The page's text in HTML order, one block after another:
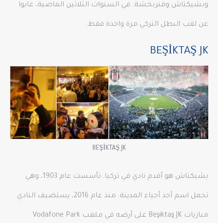
وبشيكتاش وفنربخشة. في السنوات الثلاثين الماضية، غابوا
عن لقب البطل التركي مرة واحدة فقط.
BEŞİKTAŞ JK
BEŞİKTAŞ JK
بشيكتاش هو أقدم نادي في تركيا. تأسست عام 1903، وهي
تحمل اسم أحد أحياء المدينة. منذ عام 2016، يستضيف النادي
مباريات Beşiktaş JK على أرضه في ملعب Vodafone Park